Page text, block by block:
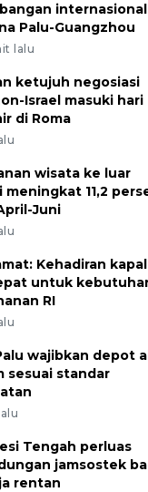
internasional
Palu-Guangzhou
lalu
ketujuh negosiasi
Israel masuki hari
di Roma
wisata ke luar
meningkat 11,2
Juni
Kehadiran kapal
untuk
RI
wajibkan depot
sesuai standar
Tengah perluas
jamsostek
rentan